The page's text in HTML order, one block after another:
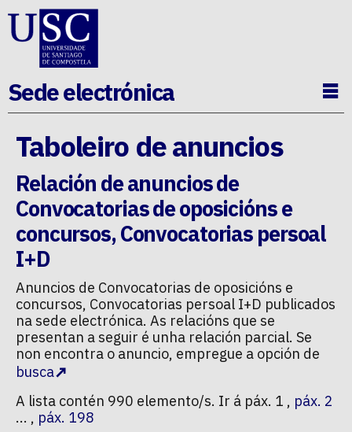
Ir ao contido da p�xina
Sede electrónica
Taboleiro de anuncios
Relación de anuncios de
Convocatorias de oposicións e
concursos,Convocatorias persoal
I+D
Anuncios de Convocatorias de oposicións e
concursos, Convocatorias persoal I+D publicados
na sede electrónica. As relacións que se
presentan a seguir é unha relación parcial. Se
non encontra o anuncio, empregue a opción de
busca
A lista contén 990 elemento/s. Ir á páx. 1 , páx. 2
... páx. 198